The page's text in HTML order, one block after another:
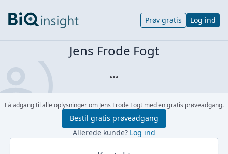
Prøv gratis Log ind
Jens Frode Fogt
Få adgang til alle oplysninger om Jens Frode Fogt med en gratis prøveadgang.
Bestil gratis prøveadgang
Allerede kunde? Log ind